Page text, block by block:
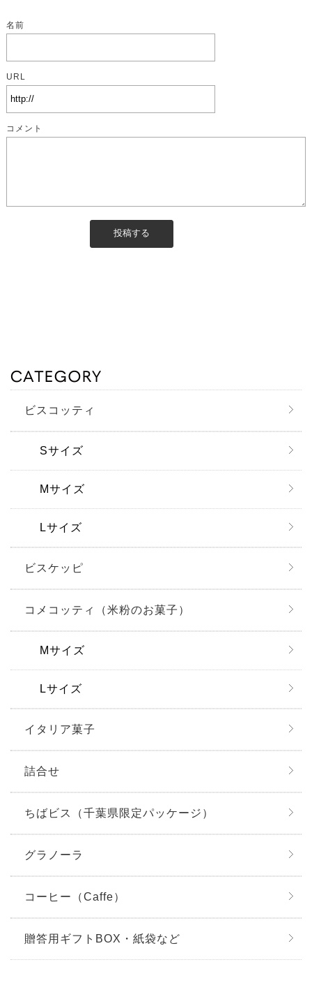
名前
URL
コメント
ビスコッティ
Sサイズ
Mサイズ
Lサイズ
ビスケッピ
コメコッティ（米粉のお菓子）
Mサイズ
Lサイズ
イタリア菓子
詰合せ
ちばビス（千葉県限定パッケージ）
グラノーラ
コーヒー（Caffe）
贈答用ギフトBOX・紙袋など